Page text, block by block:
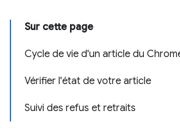
Sur cette page
Cycle de vie d'un article du
Vérifier l'état de votre article
Suivi des refus et retraits